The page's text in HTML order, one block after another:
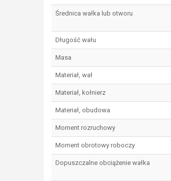
Średnica wałka lub otworu
Długość wału
Masa
Materiał, wał
Materiał, kołnierz
Materiał, obudowa
Moment rozruchowy
Moment obrotowy roboczy
Dopuszczalne obciążenie wałka